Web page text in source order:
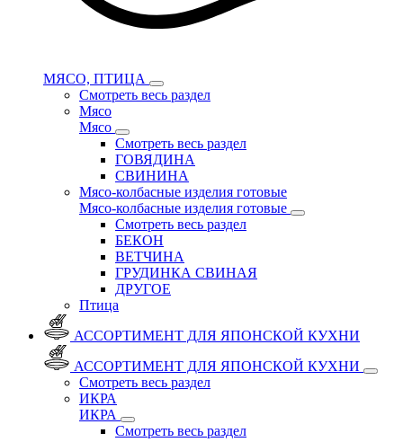
МЯСО, ПТИЦА
Смотреть весь раздел
Мясо
Мясо
Смотреть весь раздел
ГОВЯДИНА
СВИНИНА
Мясо-колбасные изделия готовые
Мясо-колбасные изделия готовые
Смотреть весь раздел
БЕКОН
ВЕТЧИНА
ГРУДИНКА СВИНАЯ
ДРУГОЕ
Птица
АССОРТИМЕНТ ДЛЯ ЯПОНСКОЙ КУХНИ
АССОРТИМЕНТ ДЛЯ ЯПОНСКОЙ КУХНИ
Смотреть весь раздел
ИКРА
ИКРА
Смотреть весь раздел